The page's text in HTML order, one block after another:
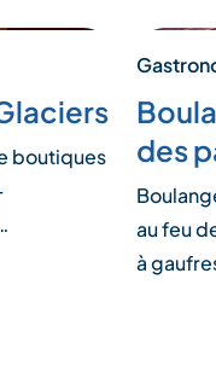
boutiques
des
au feu
à